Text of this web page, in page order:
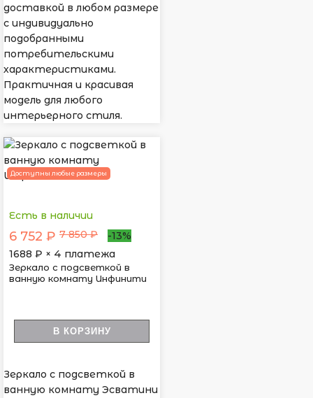
доставкой в любом размере
с индивидуально
подобранными
потребительскими
характеристиками.
Практичная и красивая
модель для любого
интерьерного стиля.
Доступны любые размеры
Есть в наличии
6 752 ₽ 7 850 ₽
-13%
1688 ₽ × 4 платежа
Зеркало с подсветкой в
ванную комнату Инфинити
В КОРЗИНУ
Зеркало с подсветкой в
ванную комнату Эсватини